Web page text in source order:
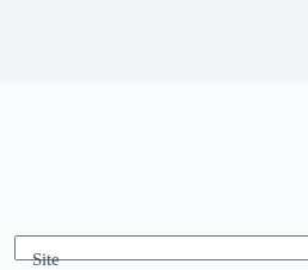
Site